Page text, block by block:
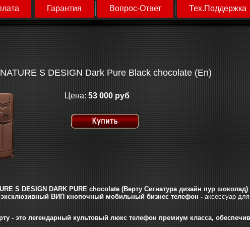
Гарантия Вопрос-Ответ Тех.Поддержка
S DESIGN Dark Pure Black chocolate (En)
Цена: 53 000 руб
S DESIGN DARK PURE chocolate (Верту Сигнатура дизайн пур
эксклюзивный ВИП кнопочный мобильный бизнес телефон - аксессуар
- это легендарный культовый люкс телефон премиум класса,